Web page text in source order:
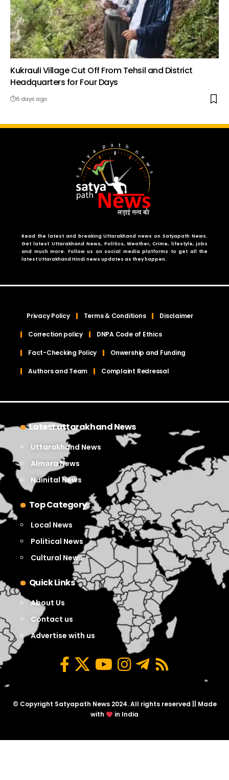
Kukrauli Village Cut Off From Tehsil and District
Headquarters for Four Days
6 days ago
Read the latest and breaking Uttarakhand news on Satyapath News.
Get latest Uttarakhand News, Politics, Weather, Crime, lifestyle, jobs
and much more. Follow us on social media platforms to get all the
latest Uttarakhand Hindi news updates as they happen.
Privacy Policy Terms & Conditions Disclaimer
Correction policy DNPA Code of Ethics
Fact-Checking Policy Onwership and Funding
Authors and Team Complaint Redressal
Latest uttarakhand News
Uttarakhand News
Almora News
Nainital News
Top Category
Local News
Political News
Cultural News
Quick Links
About Us
Contact us
Advertise with us
© Copyright Satyapath News 2024. All rights reserved || Made
with
in India